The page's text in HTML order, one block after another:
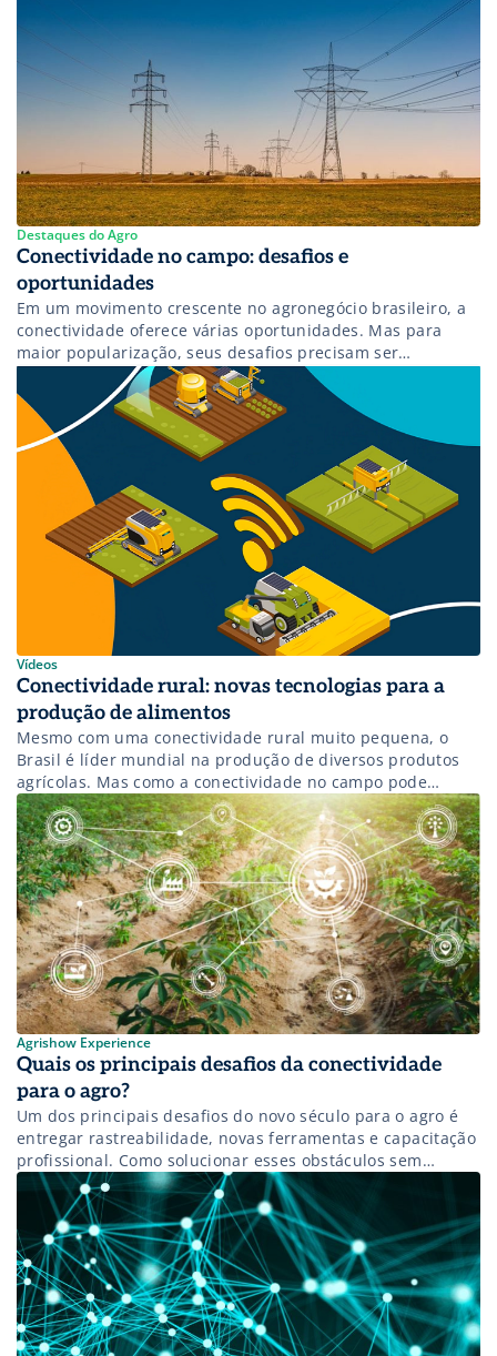
Destaques do Agro
Conectividade no campo: desafios e
oportunidades
Em um movimento crescente no agronegócio brasileiro, a
conectividade oferece várias oportunidades. Mas para
maior popularização, seus desafios precisam ser
superados.
Vídeos
Conectividade rural: novas tecnologias para a
produção de alimentos
Mesmo com uma conectividade rural muito pequena, o
Brasil é líder mundial na produção de diversos produtos
agrícolas. Mas como a conectividade no campo pode
aumentar ainda mais essa produção? Confira!
Agrishow Experience
Quais os principais desafios da conectividade
para o agro?
Um dos principais desafios do novo século para o agro é
entregar rastreabilidade, novas ferramentas e capacitação
profissional. Como solucionar esses obstáculos sem
internet no campo?